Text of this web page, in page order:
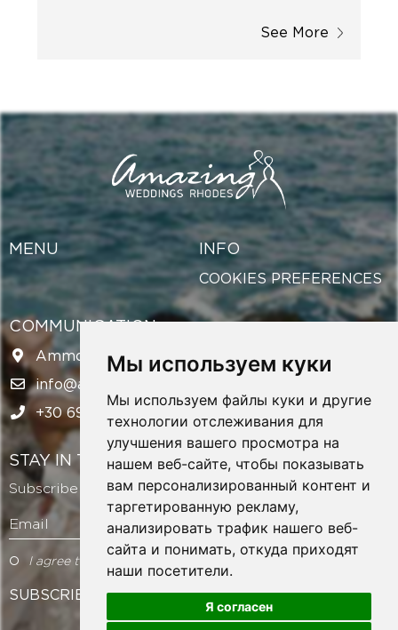
Мы используем куки
Мы используем файлы куки и другие
технологии отслеживания для
улучшения вашего просмотра на
нашем веб-сайте, чтобы показывать
вам персонализированный контент и
таргетированную рекламу,
анализировать трафик нашего веб-
сайта и понимать, откуда приходят
наши посетители.
Я согласен
See More
MENU INFO
COOKIES PREFERENCES
COMMUNICATION
Ammochostou 12, Rodos, 851 00
info@amazingweddingsrhodes.com
+30 694 143 6438
STAY IN TOUCH
Subscribe to our newsletter and get exclusive offers!
Email
I agree to the Terms of Use
SUBSCRIBE